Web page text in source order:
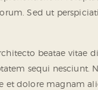
Sed ut
beatae vitae
sequi nesciunt.
dolore magnam